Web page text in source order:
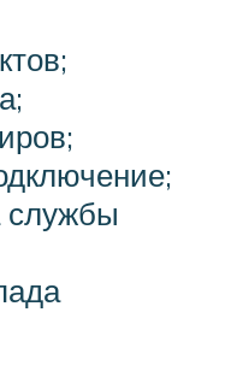
службы